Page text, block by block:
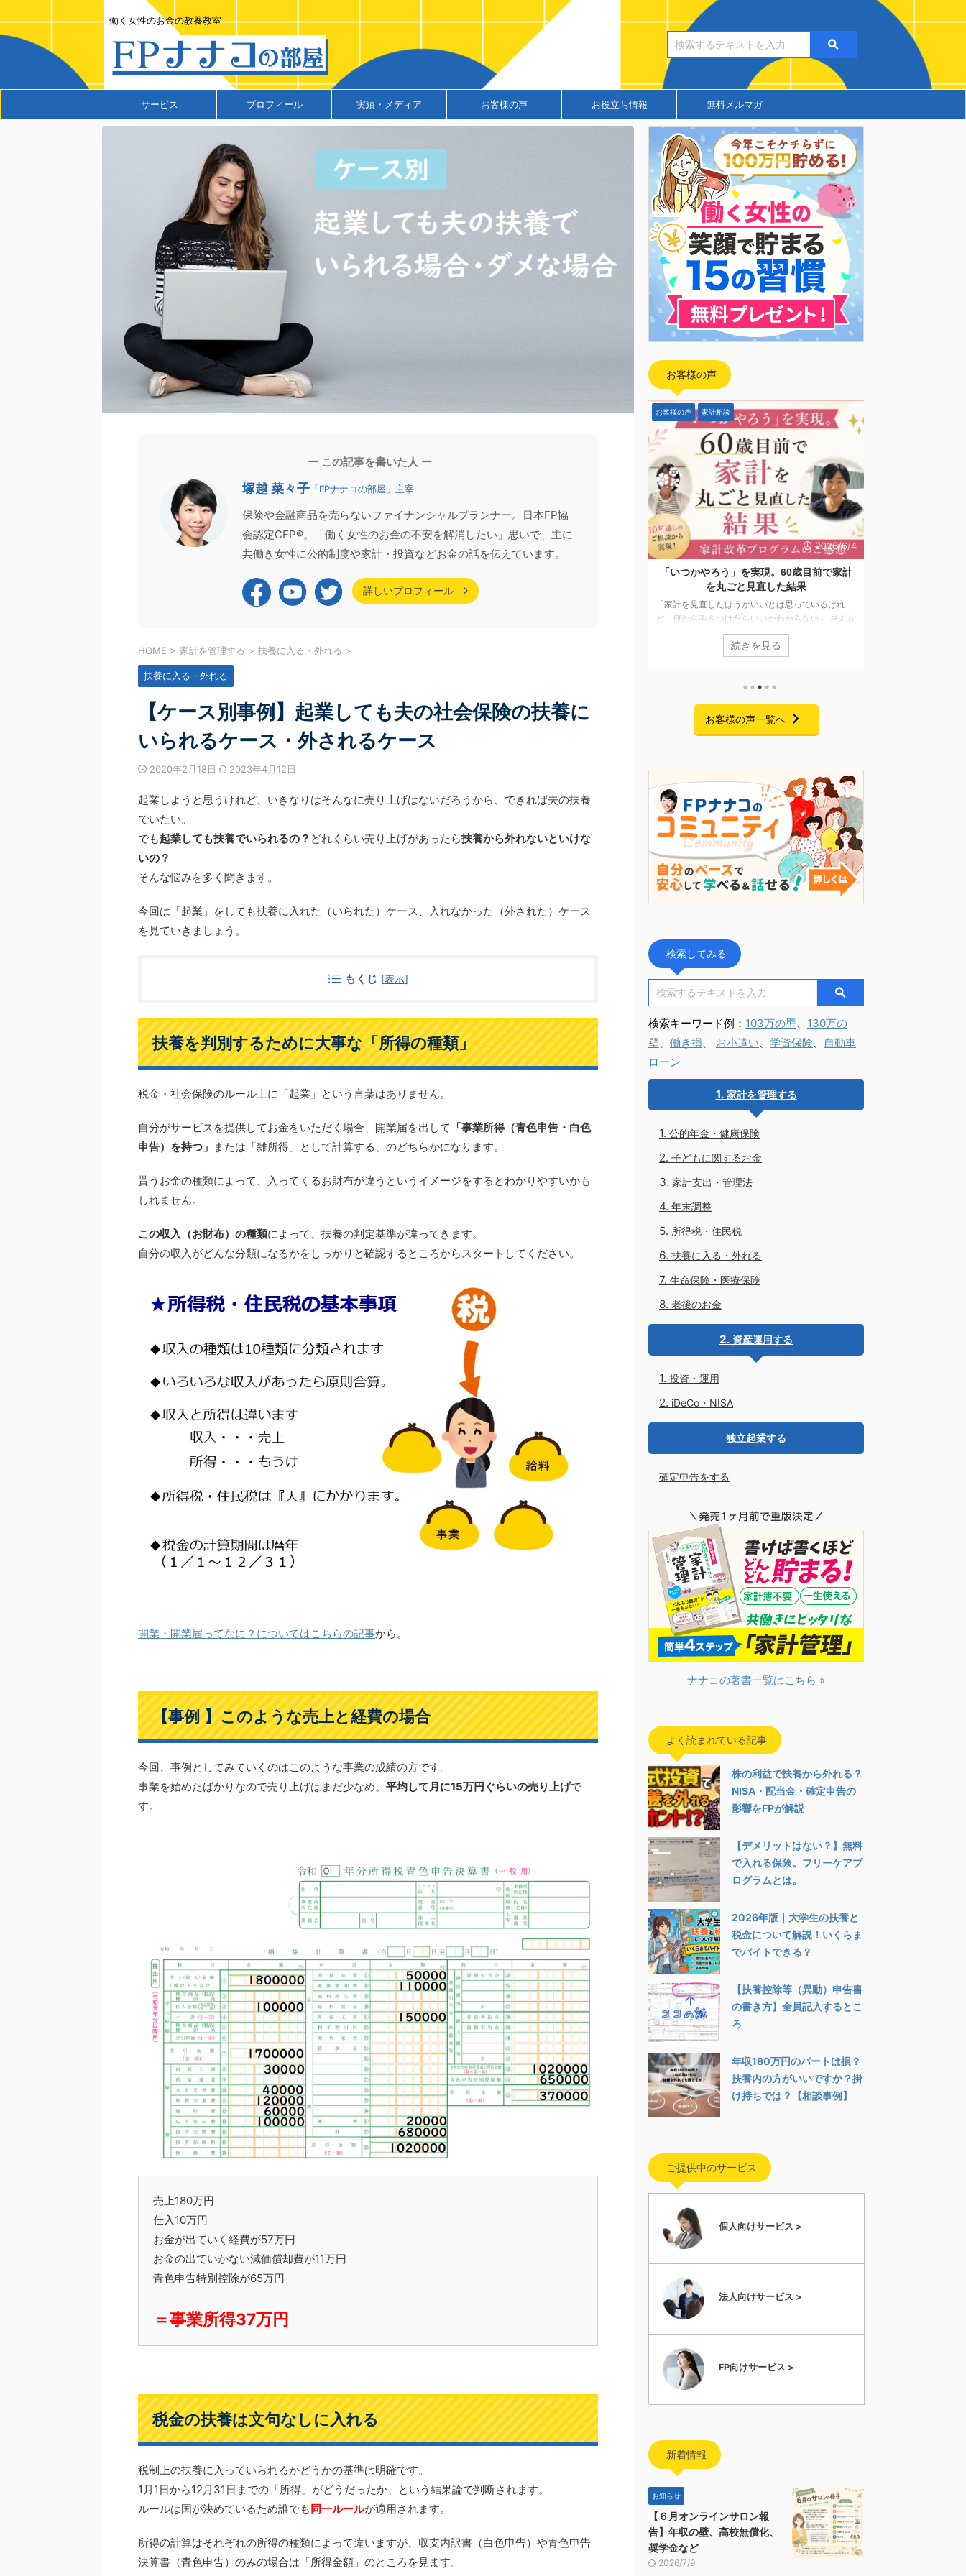
働く女性のお金の教養教室
サービス プロフィール 実績・メディア お客様の声 お役立ち情報 無料メルマガ
ー この記事を書いた人 ー
塚越 菜々子 「FPナナコの部屋」主宰
保険や金融商品を売らないファイナンシャルプランナー。日本FP協
会認定CFP®。「働く女性のお金の不安を解消したい」思いで、主に
共働き女性に公的制度や家計・投資などお金の話を伝えています。
詳しいプロフィール
HOME > 家計を管理する > 扶養に入る・外れる >
扶養に入る・外れる
【ケース別事例】起業しても夫の社会保険の扶養に
いられるケース・外されるケース
2020年2月18日 2023年4月12日
起業しようと思うけれど、いきなりはそんなに売り上げはないだろうから、できれば夫の扶養
でいたい。
でも起業しても扶養でいられるの？ どれくらい売り上げがあったら扶養から外れないといけな
いの？
そんな悩みを多く聞きます。
今回は「起業」をしても扶養に入れた（いられた）ケース、入れなかった（外された）ケース
を見ていきましょう。
もくじ [表示]
扶養を判別するために大事な「所得の種類」
税金・社会保険のルール上に「起業」という言葉はありません。
自分がサービスを提供してお金をいただく場合、開業届を出して 「事業所得（青色申告・白色
申告）を持つ」 または「雑所得」として計算する、のどちらかになります。
貰うお金の種類によって、入ってくるお財布が違うというイメージをするとわかりやすいかも
しれません。
この収入（お財布）の種類によって、扶養の判定基準が違ってきます。
自分の収入がどんな分類になるかをしっかりと確認するところからスタートしてください。
開業・開業届ってなに？についてはこちらの記事から。
【事例 】このような売上と経費の場合
今回、事例としてみていくのはこのような事業の成績の方です。
事業を始めたばかりなので売り上げはまだ少なめ。 平均して月に15万円ぐらいの売り上げで
す。
売上180万円
仕入10万円
お金が出ていく経費が57万円
お金の出ていかない減価償却費が11万円
青色申告特別控除が65万円
＝事業所得37万円
税金の扶養は文句なしに入れる
税制上の扶養に入っていられるかどうかの基準は明確です。
1月1日から12月31日までの「所得」がどうだったか、という結果論で判断されます。
ルールは国が決めているため誰でも同一ルールが適用されます。
所得の計算はそれぞれの所得の種類によって違いますが、収支内訳書（白色申告）や青色申告
決算書（青色申告）のみの場合は「所得金額」のところを見ます。
お客様の声
家計管理にモヤモヤする」 そんな悩みをお
グラムを卒業された受講生様のリアルな声
え」や「住宅購入」への漠然とした不安を
た受講生様。 数あるFP相談の中で、なぜ
手を動かす」このプログラムを選んだの
して、半年間の伴走を経て、どのようにお金
FP向け お客様の声
2026/6/13
1,700名超がお申し込みのFP資格ガイダンス
先日、日本FP協会主催の2つのセミナー（オンデマ
のステップアップガイダンス」 2つのセミナーを合
ただきました！ お忙しい中ご視聴いただいた皆様、
のセミナーでお伝えした内容と、受講いただいた皆
様から届いたメッセージ（アンケート結果）を一部
ご紹介させてください。 1. CFP資格チャレンジガイ
ダンス ～CFP資格の魅 ...
続きを見る
お客様の声 家計相談
版）セミナーを開催しました
先日、「いくらまで働ける？60代以降の年収の壁
養している配偶者の状況が個々のご家庭によってば
らつきが出るため、まず自分の状況をしっかりと把
握する必要があるためです。 今回はあえて「60代
以降」にフォーカスし、 2026年時点の ...
お客様の声 家計相談
2026/6/4
「いつかやろう」を実現。60歳目前で家計
を丸ごと見直した結果
「家計を見直したほうがいいとは思っているけれ
ど、何から手をつけたらいいかわからない」 そんな
思いを抱えながら、なかなか行動に移せない方は少
なくありません。 今回ご紹介するのは、実は10年ほ
ご家庭の状況もあり、本格的な見直しには至りませ
んでした。 それから約10年。 お子さまの就職が決
まり、家計改善の見通しが立ったことをきっかけ
に、「今こそ老後に向けて準備を始めたい」と家計
続きを見る
お客様の声一覧へ
検索してみる
検索キーワード例： 103万の壁
130万の
壁
働き損 お小遣い 学資保険
自動車
ローン
家計を管理する
公的年金・健康保険
子どもに関するお金
家計支出・管理法
年末調整
所得税・住民税
扶養に入る・外れる
生命保険・医療保険
老後のお金
資産運用する
投資・運用
iDeCo・NISA
独立起業する
確定申告をする
ナナコの著書一覧はこちら »
よく読まれている記事
株の利益で扶養から外れる？
NISA・配当金・確定申告の
影響をFPが解説
【デメリットはない？】無料
で入れる保険。フリーケアプ
ログラムとは。
2026年版｜大学生の扶養と
税金について解説！いくらま
でバイトできる？
【扶養控除等（異動）申告書
の書き方】全員記入するとこ
ろ
年収180万円のパートは損？
扶養内の方がいいですか？掛
け持ちでは？【相談事例】
ご提供中のサービス
個人向けサービス >
法人向けサービス >
FP向けサービス >
新着情報
お知らせ
【６月オンラインサロン報
告】年収の壁、高校無償化、
奨学金など
2026/7/9